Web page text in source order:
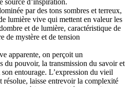
par des tons sombres et terreux,
lumière vive qui mettent en valeur les
et de lumière, caractéristique de
de mystère et de tension
apparente, on perçoit un
du pouvoir, la transmission du savoir et
entourage. L’expression du vieil
résolue, laisse entrevoir la complexité